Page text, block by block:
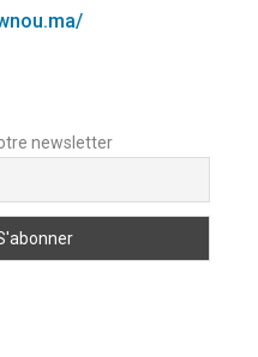
newsletter